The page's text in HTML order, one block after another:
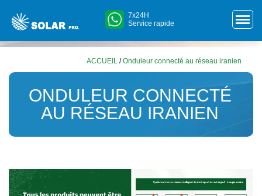
7x24H
Service rapide
ACCUEIL /Onduleur connecté au réseau iranien
ONDULEUR CONNECTÉ
AU RÉSEAU IRANIEN